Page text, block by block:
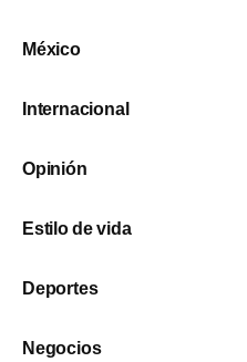
México
Internacional
Opinión
Estilo de vida
Deportes
Negocios